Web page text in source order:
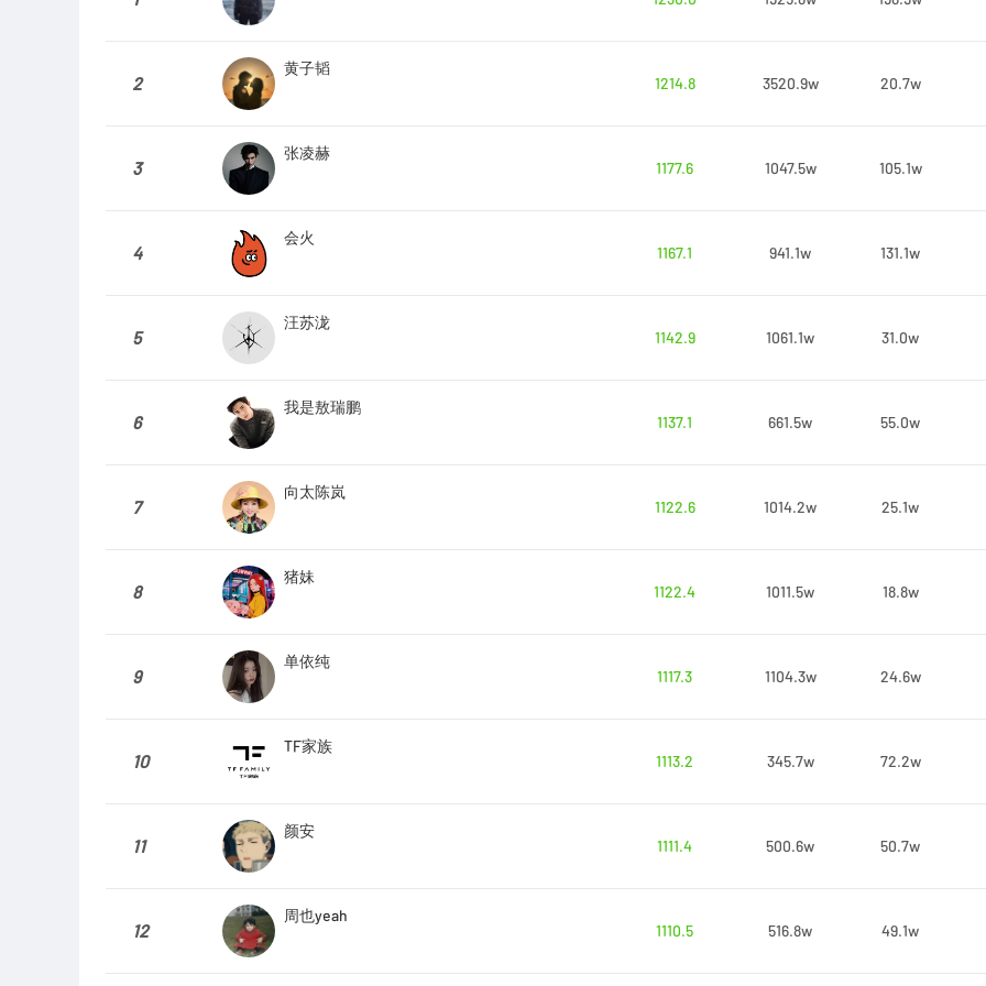
2
黄子韬
1214.8
3520.9w 20.7w
3
张凌赫
1177.6
1047.5w 105.1w
4
会火
1167.1
941.1w 131.1w
5
汪苏泷
1142.9
1061.1w 31.0w
6
我是敖瑞鹏
1137.1
661.5w 55.0w
7
向太陈岚
1122.6
1014.2w 25.1w
8
猪妹
1122.4
1011.5w 18.8w
9
单依纯
1117.3
1104.3w 24.6w
10
TF家族
1113.2
345.7w 72.2w
11
颜安
1111.4
500.6w 50.7w
12
周也yeah
1110.5
516.8w 49.1w